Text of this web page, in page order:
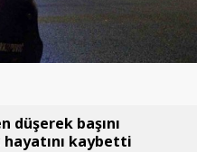
başını
hayatını kaybetti